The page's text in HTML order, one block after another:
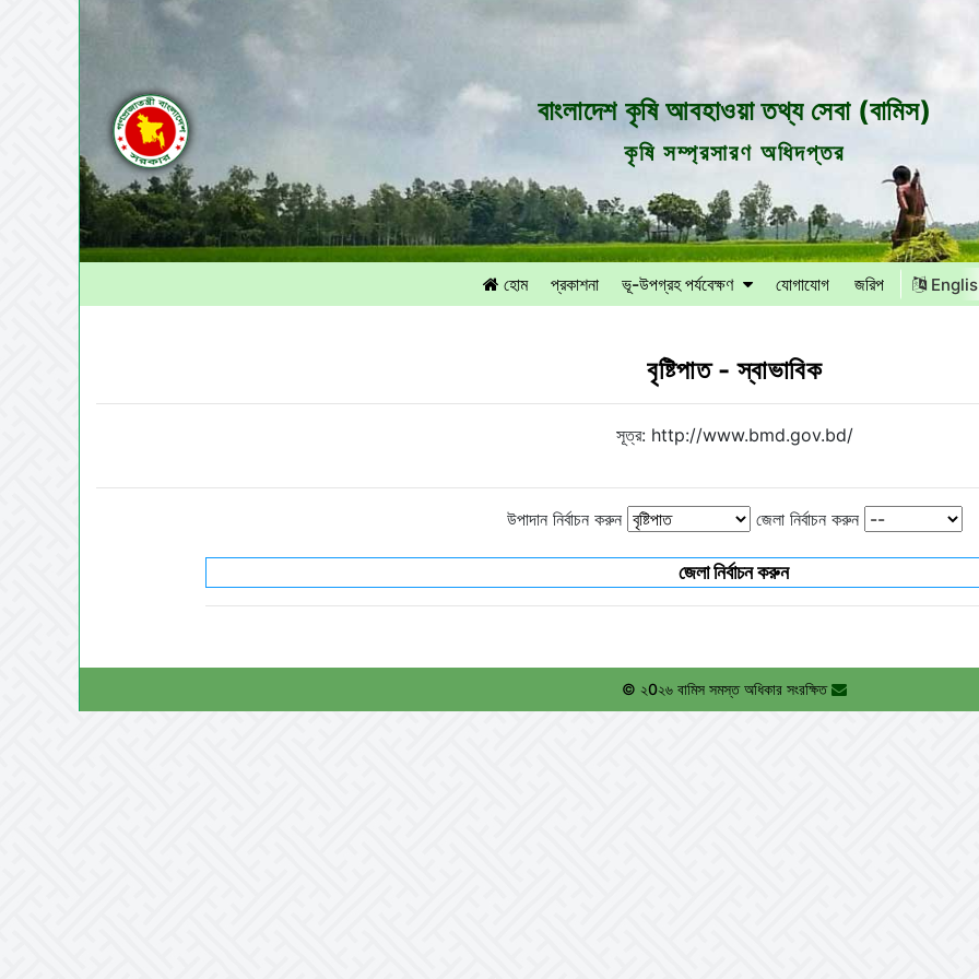
বাংলাদেশ কৃষি আবহাওয়া তথ্য সেবা (বামিস)
কৃষি সম্প্রসারণ অধিদপ্তর
হোম প্রকাশনা ভূ-উপগ্রহ পর্যবেক্ষণ যোগাযোগ জরিপ
বৃষ্টিপাত - স্বাভাবিক
সূত্র: http://www.bmd.gov.bd/
উপাদান নির্বাচন করুন জেলা নির্বাচন করুন
জেলা নির্বাচন করুন
© ২0২৬ বামিস সমস্ত অধিকার সংরক্ষিত